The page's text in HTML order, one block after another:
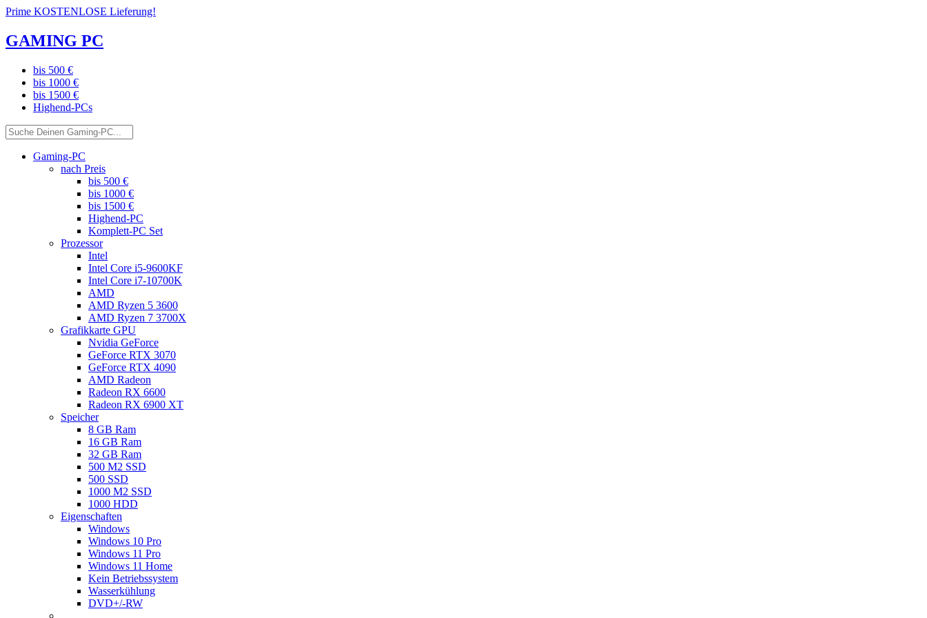
Prime KOSTENLOSE Lieferung!
GAMING PC
bis 500 €
bis 1000 €
bis 1500 €
Highend-PCs
Gaming-PC
nach Preis
bis 500 €
bis 1000 €
bis 1500 €
Highend-PC
Komplett-PC Set
Prozessor
Intel
Intel Core i5-9600KF
Intel Core i7-10700K
AMD
AMD Ryzen 5 3600
AMD Ryzen 7 3700X
Grafikkarte GPU
Nvidia GeForce
GeForce RTX 3070
GeForce RTX 4090
AMD Radeon
Radeon RX 6600
Radeon RX 6900 XT
Speicher
8 GB Ram
16 GB Ram
32 GB Ram
500 M2 SSD
500 SSD
1000 M2 SSD
1000 HDD
Eigenschaften
Windows
Windows 10 Pro
Windows 11 Pro
Windows 11 Home
Kein Betriebssystem
Wasserkühlung
DVD+/-RW